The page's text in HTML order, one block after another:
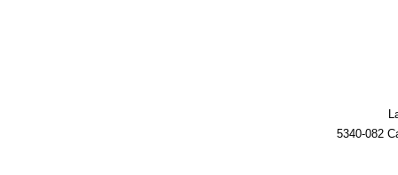
5340-082